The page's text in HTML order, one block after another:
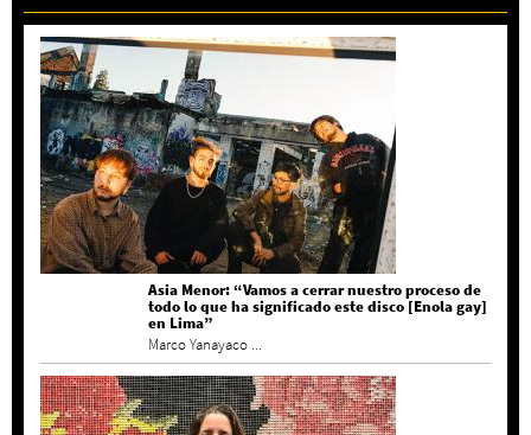
Asia Menor: “Vamos a cerrar nuestro proceso de
todo lo que ha significado este disco [Enola gay]
en Lima”
Marco Yanayaco ...